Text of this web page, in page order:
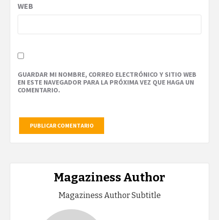
WEB
GUARDAR MI NOMBRE, CORREO ELECTRÓNICO Y SITIO WEB
EN ESTE NAVEGADOR PARA LA PRÓXIMA VEZ QUE HAGA UN
COMENTARIO.
Magaziness Author
Magaziness Author Subtitle